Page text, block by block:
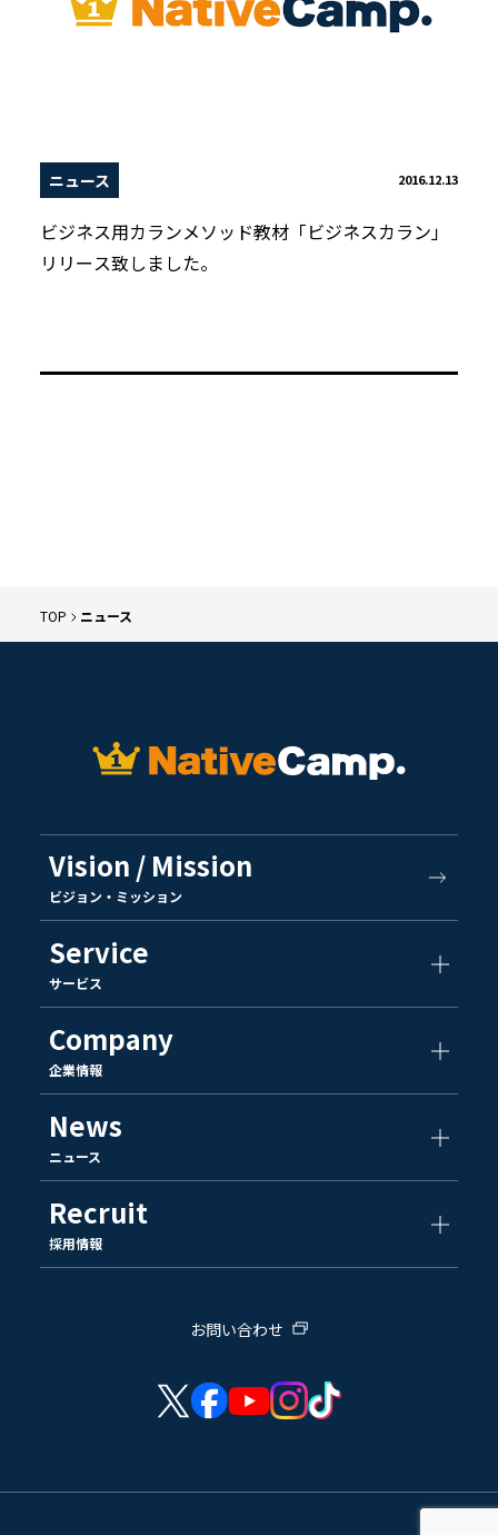
ニュース 2016.12.13
ビジネス用カランメソッド教材「ビジネスカラン」
リリース致しました。
TOP ニュース
Vision / Mission
ビジョン・ミッション
Service
サービス
Company
企業情報
News
ニュース
Recruit
採用情報
お問い合わせ